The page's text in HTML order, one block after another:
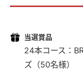
当選賞品
24本コース：
ズ（50名様）